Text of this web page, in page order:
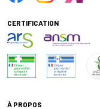
CERTIFICATION
À PROPOS